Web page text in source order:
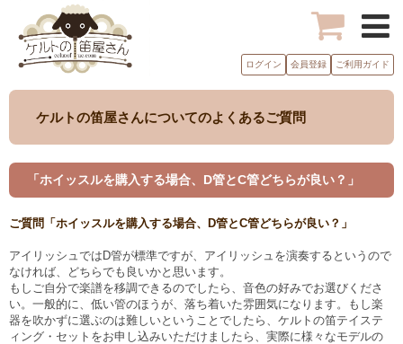
ログイン 会員登録 ご利用ガイド
ケルトの笛屋さんについてのよくあるご質問
「ホイッスルを購入する場合、D管とC管どちらが良い？」
ご質問「ホイッスルを購入する場合、D管とC管どちらが良い？」
アイリッシュではD管が標準ですが、アイリッシュを演奏するというので
なければ、どちらでも良いかと思います。
もしご自分で楽譜を移調できるのでしたら、音色の好みでお選びくださ
い。一般的に、低い管のほうが、落ち着いた雰囲気になります。もし楽
器を吹かずに選ぶのは難しいということでしたら、ケルトの笛テイステ
ィング・セットをお申し込みいただけましたら、実際に様々なモデルの